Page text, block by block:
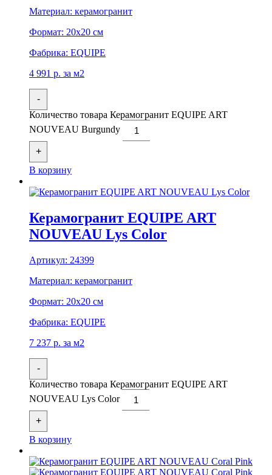
Материал: керамогранит
Формат: 20x20 см
Фабрика: EQUIPE
4 991 р. за м2
-
Количество товара Керамогранит EQUIPE ART
NOUVEAU Burgundy
+
В корзину
Керамогранит EQUIPE ART
NOUVEAU Lys Color
Артикул: 24399
Материал: керамогранит
Формат: 20x20 см
Фабрика: EQUIPE
7 237 р. за м2
-
Количество товара Керамогранит EQUIPE ART
NOUVEAU Lys Color
+
В корзину